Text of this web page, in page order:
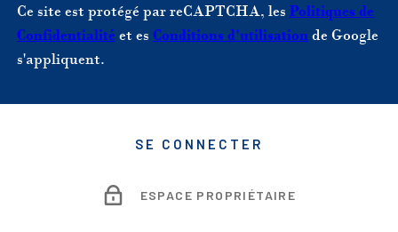
Ce site est protégé par reCAPTCHA, les Politiques de
Confidentialitéet es Conditions d'utilisationde Google
s'appliquent.
SE CONNECTER
ESPACE PROPRIÉTAIRE